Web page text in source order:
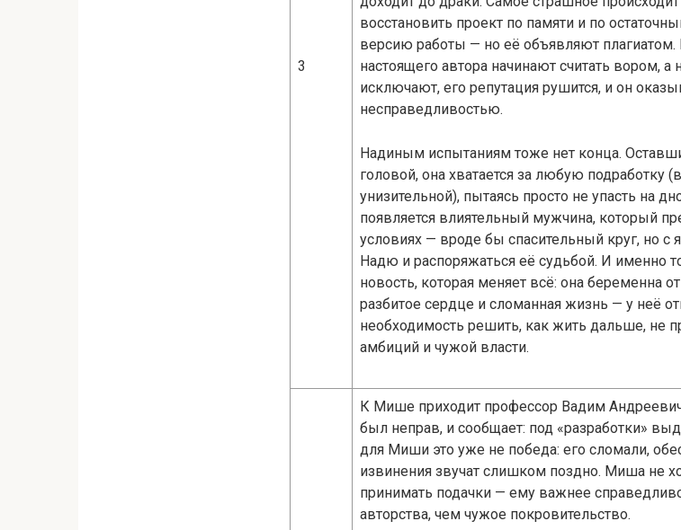
3
восстановить проект по памяти и по
версию работы — но её объявляют плагиатом.
настоящего автора начинают считать вором,
исключают, его репутация рушится, и он
несправедливостью.
Надиным испытаниям тоже нет конца.
головой, она хватается за любую подработку
унизительной), пытаясь просто не упасть на
появляется влиятельный мужчина, который
условиях — вроде бы спасительный круг, но
Надю и распоряжаться её судьбой. И именно
новость, которая меняет всё: она беременна
разбитое сердце и сломанная жизнь — у неё
необходимость решить, как жить дальше, не
амбиций и чужой власти.
К Мише приходит профессор Вадим
был неправ, и сообщает: под «разработки»
для Миши это уже не победа: его сломали,
извинения звучат слишком поздно. Миша не
принимать подачки — ему важнее
авторства, чем чужое покровительство.